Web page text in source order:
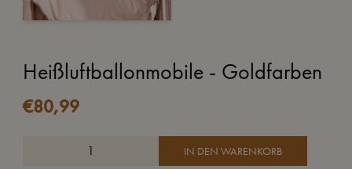
Heißluftballonmobile - Goldfarben
€80,99
IN DEN WARENKORB